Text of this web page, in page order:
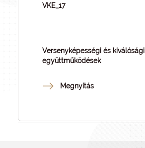
VKE_17
Versenyképességi és kiválósági
együttműködések
Megnyitás